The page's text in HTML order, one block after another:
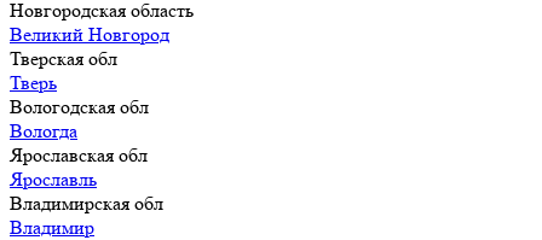
Новгородская область
Великий Новгород
Тверская обл
Тверь
Вологодская обл
Вологда
Ярославская обл
Ярославль
Владимирская обл
Владимир